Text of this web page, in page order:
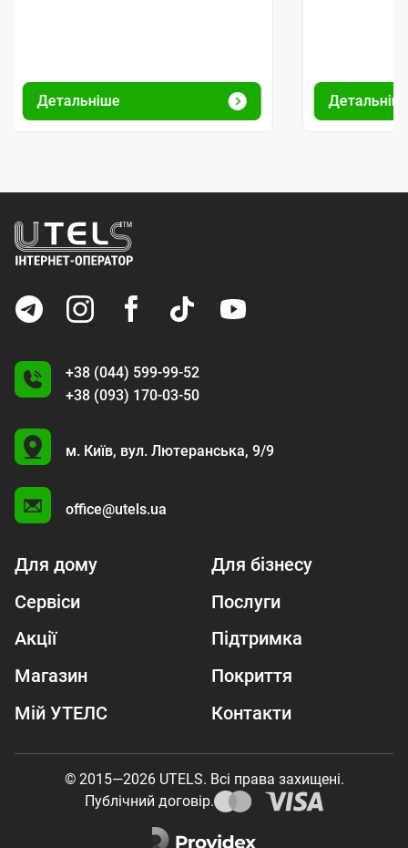
Детальніше
+38 (044) 599-99-52
+38 (093) 170-03-50
U
м. Київ, вул. Лютеранська, 9/9
office@utels.ua
Для дому
Для бізнесу
Сервіси
Послуги
Акції
Підтримка
Магазин
Покриття
Мій УТЕЛС
Контакти
© 2015—2026 UTELS. Всі права захищені.
Публічний договір.